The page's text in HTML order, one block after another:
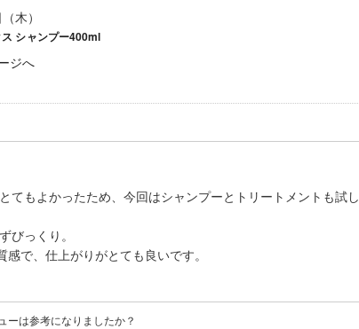
木）
シャンプー400ml
ジへ
てもよかったため、今回はシャンプーとトリートメントも試し
びっくり。
で、仕上がりがとても良いです。
ーは参考になりましたか？